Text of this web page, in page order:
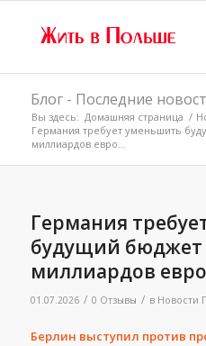
Блог - Последние
Вы здесь: Домашняя страница /
Германия требует уменьшить
миллиардов евро...
Германия
будущий бюджет
миллиардов евро
01.07.2026 / 0 Отзывы / в Новости
Берлин выступил против